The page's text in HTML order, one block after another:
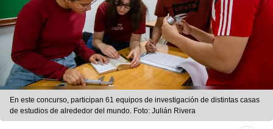
En este concurso, participan 61 equipos de investigación de distintas casas
de estudios de alrededor del mundo. Foto: Julián Rivera